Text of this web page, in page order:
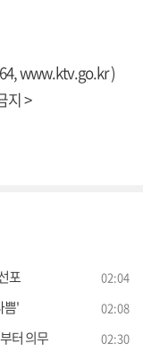
www.ktv.go.kr)
지 >
포 02:04
쁨' 02:08
터 의무 02:30